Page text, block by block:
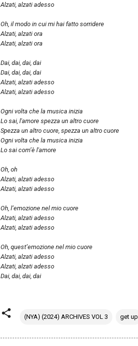
Alzati, alzati adesso
Oh, il modo in cui mi hai fatto sorridere
Alzati, alzati ora
Alzati, alzati ora
Dai, dai, dai, dai
Dai, dai, dai, dai
Alzati, alzati adesso
Alzati, alzati adesso
Ogni volta che la musica inizia
Lo sai, l'amore spezza un altro cuore
Spezza un altro cuore, spezza un altro cuore
Ogni volta che la musica inizia
Lo sai com’è l'amore
Oh, oh
Alzati, alzati adesso
Alzati, alzati adesso
Oh, l’emozione nel mio cuore
Alzati, alzati adesso
Alzati, alzati adesso
Oh, quest’emozione nel mio cuore
Alzati, alzati adesso
Alzati, alzati adesso
Dai, dai, dai, dai
(NYA) (2024) ARCHIVES VOL 3 get up